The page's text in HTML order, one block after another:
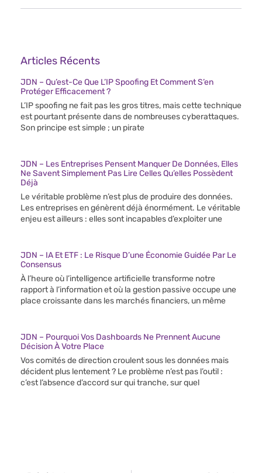
Articles Récents
JDN – Qu’est-Ce Que L’IP Spoofing Et Comment S’en
Protéger Efficacement ?
L’IP spoofing ne fait pas les gros titres, mais cette technique
est pourtant présente dans de nombreuses cyberattaques.
Son principe est simple ; un pirate
JDN – Les Entreprises Pensent Manquer De Données, Elles
Ne Savent Simplement Pas Lire Celles Qu’elles Possèdent
Déjà
Le véritable problème n’est plus de produire des données.
Les entreprises en génèrent déjà énormément. Le véritable
enjeu est ailleurs : elles sont incapables d’exploiter une
JDN – IA Et ETF : Le Risque D’une Économie Guidée Par Le
Consensus
À l’heure où l’intelligence artificielle transforme notre
rapport à l’information et où la gestion passive occupe une
place croissante dans les marchés financiers, un même
JDN – Pourquoi Vos Dashboards Ne Prennent Aucune
Décision À Votre Place
Vos comités de direction croulent sous les données mais
décident plus lentement ? Le problème n’est pas l’outil :
c’est l’absence d’accord sur qui tranche, sur quel